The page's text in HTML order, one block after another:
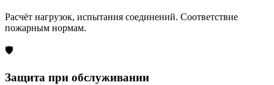
Расчёт нагрузок, испытания соединений. Соответствие
пожарным нормам.
🛡️
Защита при обслуживании